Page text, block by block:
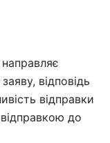
відповідь
відправки
до